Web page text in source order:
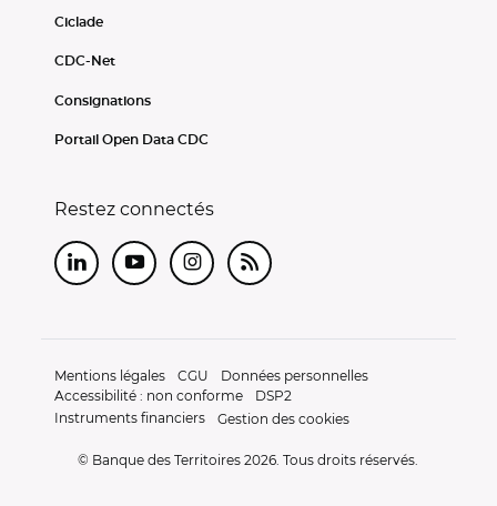
Ciclade
CDC-Net
Consignations
Portail Open Data CDC
Restez connectés
LinkedInYoutubeInstagram
RSS
Mentions légales CGU
Données personnelles
Accessibilité : non conforme
DSP2
Instruments financiers
Gestion des cookies
© Banque des Territoires 2026. Tous droits réservés.